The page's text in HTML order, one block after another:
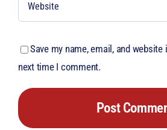
Save my name, email, and
next time I comment.